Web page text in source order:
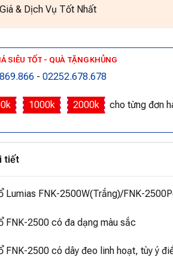
& Dịch Vụ Tốt Nhất
SIÊU TỐT - QUÀ TẶNG KHỦNG
- 02252.678.678
1000k 2000k cho từng đơn
tiết